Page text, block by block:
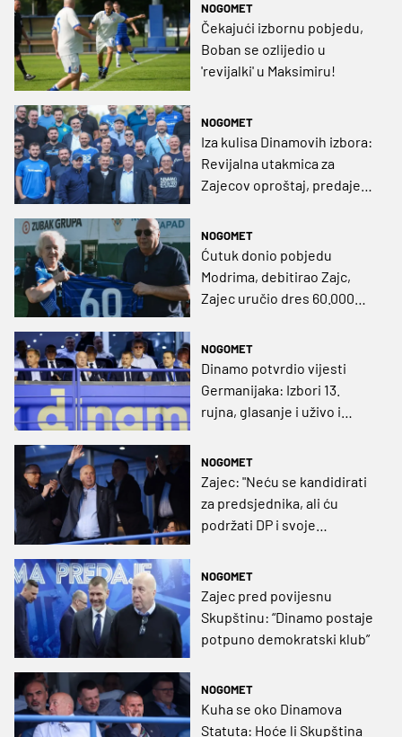
NOGOMET
Čekajući izbornu pobjedu,
Boban se ozlijedio u
'revijalki' u Maksimiru!
NOGOMET
Iza kulisa Dinamovih izbora:
Revijalna utakmica za
Zajecov oproštaj, predaje
NOGOMET
Ćutuk donio pobjedu
Modrima, debitirao Zajc,
Zajec uručio dres 60.000
NOGOMET
Dinamo potvrdio vijesti
Germanijaka: Izbori 13.
rujna, glasanje i uživo i
NOGOMET
Zajec: "Neću se kandidirati
za predsjednika, ali ću
podržati DP i svoje
NOGOMET
Zajec pred povijesnu
Skupštinu: “Dinamo postaje
potpuno demokratski klub”
NOGOMET
Kuha se oko Dinamova
Statuta: Hoće li Skupština